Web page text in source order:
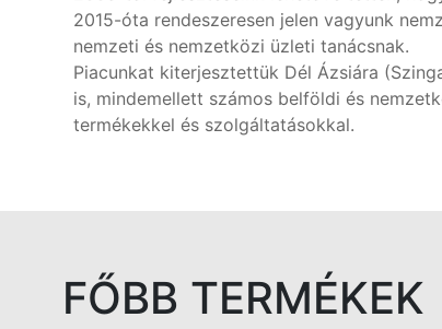
2015-óta rendeszeresen jelen vagyunk
nemzeti és nemzetközi üzleti tanácsnak.
Piacunkat kiterjesztettük Dél Ázsiára
is, mindemellett számos belföldi és
termékekkel és szolgáltatásokkal.
FŐBB TERMÉKEK